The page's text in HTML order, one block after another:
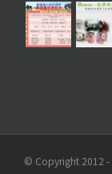
© Copyright 2012 -